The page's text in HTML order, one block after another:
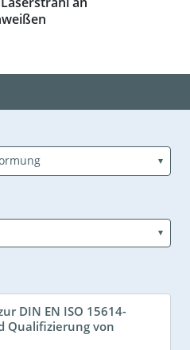
DIN EN ISO 15614-
Qualifizierung von